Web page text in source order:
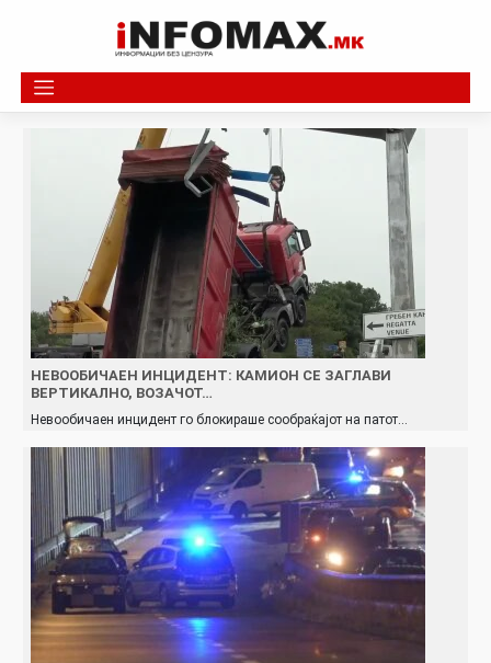
НЕВООБИЧАЕН ИНЦИДЕНТ: КАМИОН СЕ ЗАГЛАВИ
ВЕРТИКАЛНО, ВОЗАЧОТ…
Невообичаен инцидент го блокираше сообраќајот на патот…